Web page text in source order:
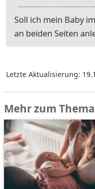
Soll ich mein Baby
an beiden Seiten
Letzte Aktualisierung:
Mehr zum Thema